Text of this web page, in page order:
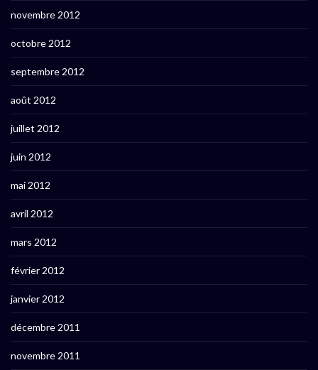
novembre 2012
octobre 2012
septembre 2012
août 2012
juillet 2012
juin 2012
mai 2012
avril 2012
mars 2012
février 2012
janvier 2012
décembre 2011
novembre 2011